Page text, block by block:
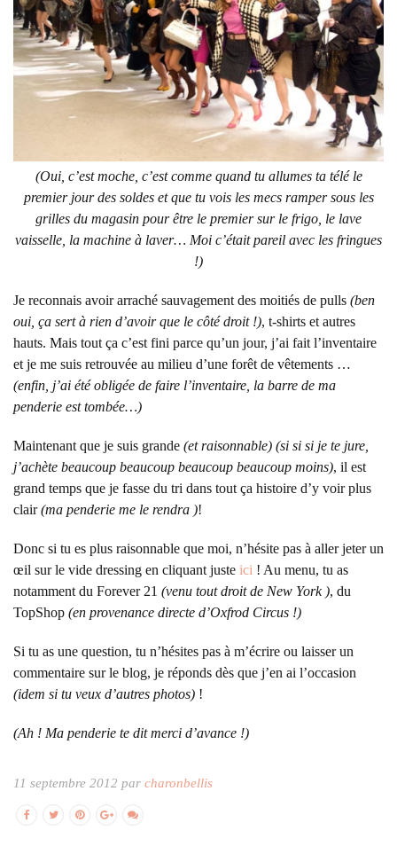
(Oui, c’est moche, c’est comme quand tu allumes ta télé le
premier jour des soldes et que tu vois les mecs ramper sous les
grilles du magasin pour être le premier sur le frigo, le lave
vaisselle, la machine à laver… Moi c’était pareil avec les fringues
!)
Je reconnais avoir arraché sauvagement des moitiés de pulls (ben
oui, ça sert à rien d’avoir que le côté droit !), t-shirts et autres
hauts. Mais tout ça c’est fini parce qu’un jour, j’ai fait l’inventaire
et je me suis retrouvée au milieu d’une forêt de vêtements …
(enfin, j’ai été obligée de faire l’inventaire, la barre de ma
penderie est tombée…)
Maintenant que je suis grande (et raisonnable) (si si si je te jure,
j’achète beaucoup beaucoup beaucoup beaucoup moins), il est
grand temps que je fasse du tri dans tout ça histoire d’y voir plus
clair(ma penderie me le rendra )!
Donc si tu es plus raisonnable que moi, n’hésite pas à aller jeter un
œil sur le vide dressing en cliquant juste ici ! Au menu, tu as
notamment du Forever 21 (venu tout droit de New York ), du
TopShop (en provenance directe d’Oxfrod Circus !)
Si tu as une question, tu n’hésites pas à m’écrire ou laisser un
commentaire sur le blog, je réponds dès que j’en ai l’occasion
(idem si tu veux d’autres photos) !
(Ah ! Ma penderie te dit merci d’avance !)
11 septembre 2012 par charonbellis